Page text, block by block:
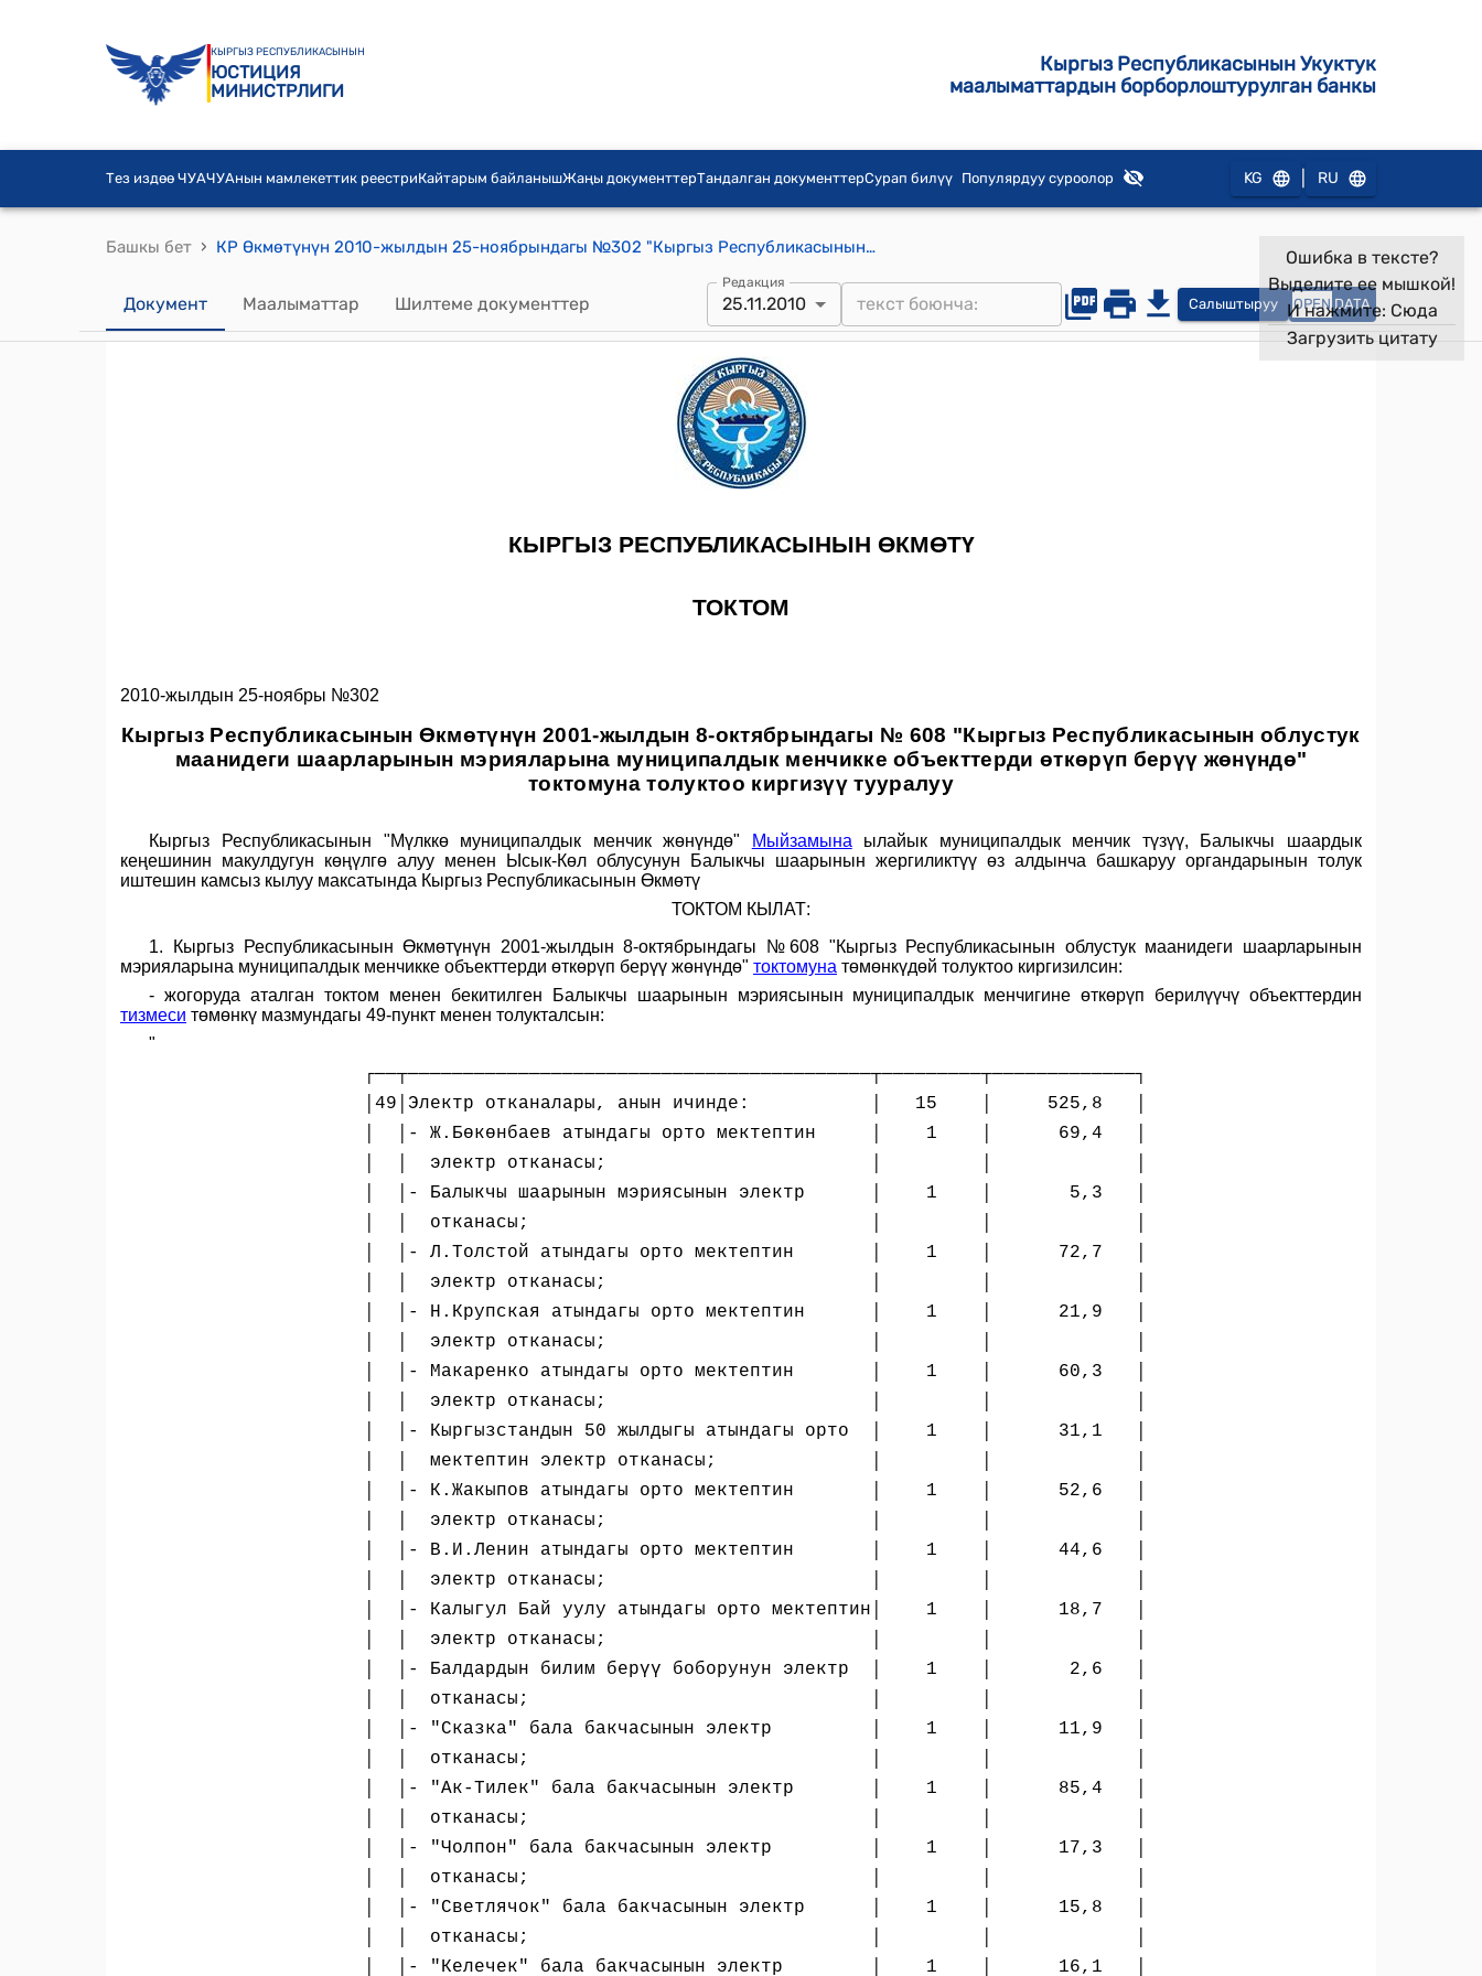
КЫРГЫЗ РЕСПУБЛИКАСЫНЫН
ЮСТИЦИЯ
МИНИСТРЛИГИ
Кыргыз Республикасынын Укуктук
маалыматтардын борборлоштурулган банкы
Тез издөө ЧУАЧУАнын мамлекеттик реестриКайтарым байланышЖаңы документтерТандалган документтерСурап билүү Популярдуу суроолор KG RU
Башкы бет › КР Өкмөтүнүн 2010-жылдын 25-ноябрындагы №302 "Кыргыз Республикасынын Өкмөтүнүн 2001-жылдын 8-октябрындагы № 608 "Кыргыз Республикасынын облустук маанидеги шаарларынын мэрияларына муниципалдык менчикке объекттерди өткөрүп берүү жөнүндө" токтомуна толуктоо киргизүү тууралуу" токтому
Документ Маалыматтар Шилтеме документтер
Редакция
25.11.2010 Салыштыруу OPEN DATA
Ошибка в тексте?
Выделите ее мышкой!
И нажмите: Сюда
Загрузить цитату